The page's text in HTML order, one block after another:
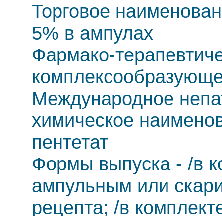
Торговое
5% в ампулах
Фармако-
Международное
химическое
пентетат
Формы выпуска - /в
ампульным или
рецепта; /в